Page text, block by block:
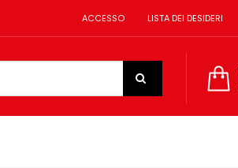
ACCESSO LISTA DEI DESIDERI